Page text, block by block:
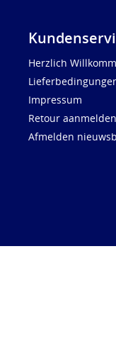
Herzlich
Impressum
Retour aanmelden
Afmelden